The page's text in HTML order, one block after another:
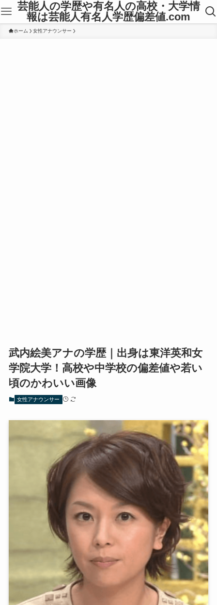
芸能人の学歴や有名人の高校・大学情
報は芸能人有名人学歴偏差値.com
ホーム 女性アナウンサー
武内絵美アナの学歴｜出身は東洋英和女
学院大学！高校や中学校の偏差値や若い
頃のかわいい画像
女性アナウンサー